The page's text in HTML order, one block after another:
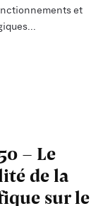
et
- Le
de la
sur le